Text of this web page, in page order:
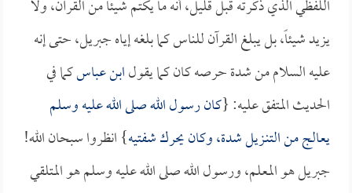
اللفظي الذي ذكرته قبل قليل، أنه ما يكتم شيئاً من القرآن، ولا
يزيد شيئاً، بل يبلغ القرآن للناس كما بلغه إياه جبريل، حتى إنه
عليه السلام من شدة حرصه كان كما يقولابن عباسكما في
الحديث المتفق عليه: {كان رسول الله صلى الله عليه وسلم
يعالج من التنـزيل شدة، وكان يحرك شفتيه} انظروا سبحان الله!
جبريل هو المعلم، ورسول الله صلى الله عليه وسلم هو المتلقي